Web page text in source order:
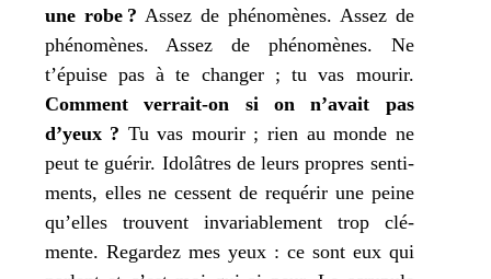
une robe ? Assez de phé­no­mènes. Assez de
phé­no­mènes. Assez de phé­no­mènes. Ne
t’épuise pas àte chan­ger ;tu vas mou­rir.
Comment ver­rait-on si on n’avait pas
d’yeux ? Tu vas mou­rir ; rien au monde ne
peutte gué­rir. Idolâtres de leurs propres sen­ti­
ments, elles ne cessent de requé­rir une peine
qu’elles trouvent inva­ria­ble­ment trop clé­
mente. Regardez mesyeux : ce sont eux qui